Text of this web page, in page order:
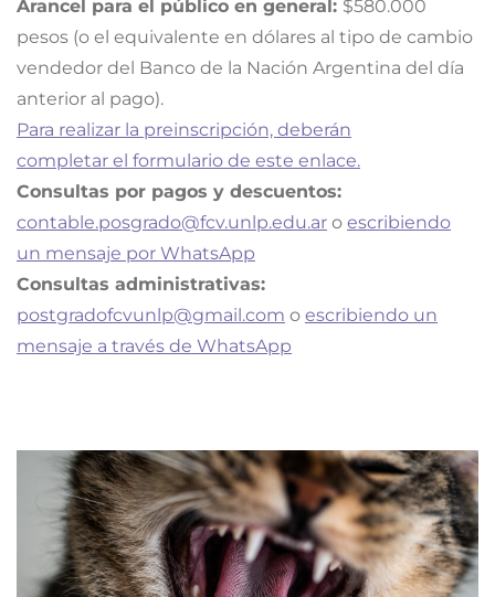
Arancel para el público en general: $580.000
pesos (o el equivalente en dólares al tipo de cambio
vendedor del Banco de la Nación Argentina del día
anterior al pago).
Para realizar la preinscripción, deberán
completar el formulario de este enlace.
Consultas por pagos y descuentos:
contable.posgrado@fcv.unlp.edu.ar o escribiendo
un mensaje por WhatsApp
Consultas administrativas:
postgradofcvunlp@gmail.com o escribiendo un
mensaje a través de WhatsApp